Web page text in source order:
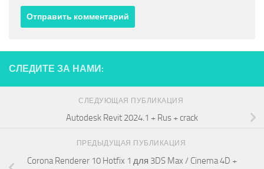
СЛЕДИТЕ ЗА НАМИ:
СЛЕДУЮЩАЯ ПУБЛИКАЦИЯ
Autodesk Revit 2024.1 + Rus + crack
ПРЕДЫДУЩАЯ ПУБЛИКАЦИЯ
Corona Renderer 10 Hotfix 1 для 3DS Max / Cinema 4D +